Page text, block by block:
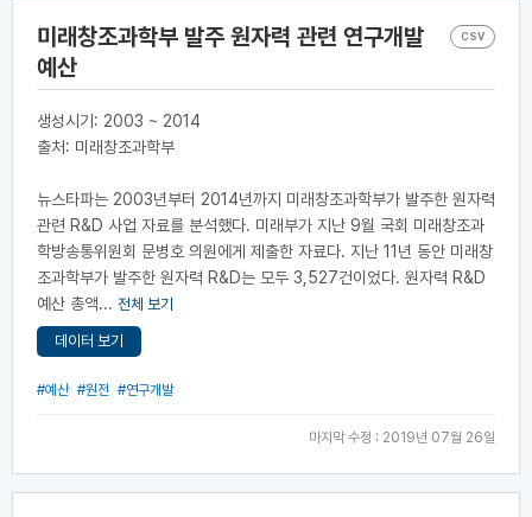
미래창조과학부 발주 원자력 관련 연구개발
예산
CSV
생성시기: 2003 ~ 2014
출처: 미래창조과학부
뉴스타파는 2003년부터 2014년까지 미래창조과학부가 발주한 원자력
관련 R&D 사업 자료를 분석했다. 미래부가 지난 9월 국회 미래창조과
학방송통위원회 문병호 의원에게 제출한 자료다. 지난 11년 동안 미래창
조과학부가 발주한 원자력 R&D는 모두 3,527건이었다. 원자력 R&D
예산 총액... 전체 보기
데이터 보기
#예산 #원전 #연구개발
마지막 수정 : 2019년 07월 26일